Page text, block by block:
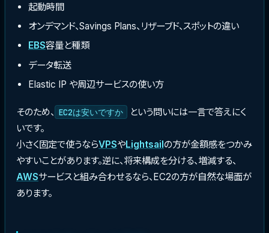
起動時間
オンデマンド、Savings Plans、リザーブド、スポットの違い
EBS容量と種類
データ転送
Elastic IP や周辺サービスの使い方
そのため、 EC2は安いですか
という問いには一言で答えにく
いです。
小さく固定で使うならVPSやLightsailの方が金額感をつかみ
やすいことがあります。逆に、将来構成を分ける、増減する、
AWSサービスと組み合わせるなら、EC2の方が自然な場面が
あります。